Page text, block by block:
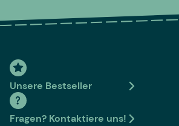
Unsere Bestseller
Fragen? Kontaktiere uns!